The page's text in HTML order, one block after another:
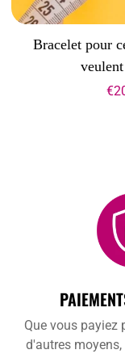
Bracelet pour
Que vous payiez
d'autres